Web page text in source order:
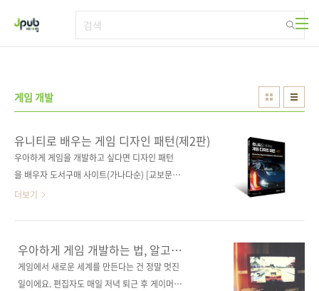
게임 개발
유니티로 배우는 게임 디자인 패턴(제2판)
우아하게 게임을 개발하고 싶다면 디자인 패턴
을 배우자 도서구매 사이트(가나다순) [교보문
고] [도서11번가] [알라딘] [예스이십사] [인터파
출판사 제이펍 저작권사 Packt Publishing 원
서명 Game Development Patterns with
Unity 2021, 2nd Edition (ISBN
더보기
우아하게 게임 개발하는 법, 알고
계시나요?
게임에서 새로운 세계를 만든다는 건 정말 멋진
일이에요. 편집자도 매일 저녁 퇴근 후 게이머로